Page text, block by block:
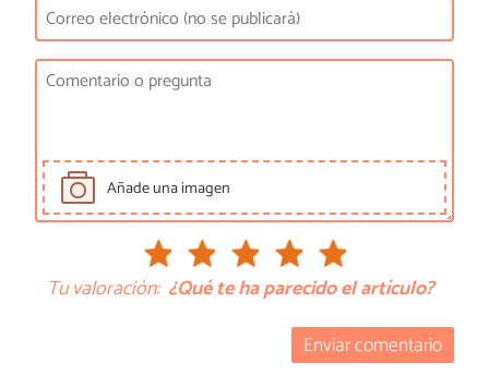
Añade una imagen
Tu valoración: ¿Qué te ha parecido el artículo?
Enviar comentario